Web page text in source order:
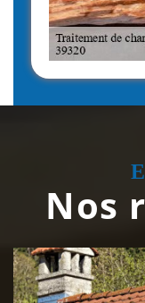
Nos
Couvreur
zingueur 39